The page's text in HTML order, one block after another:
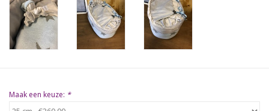
Deutsch
Scandinavië
Maak een keuze: *